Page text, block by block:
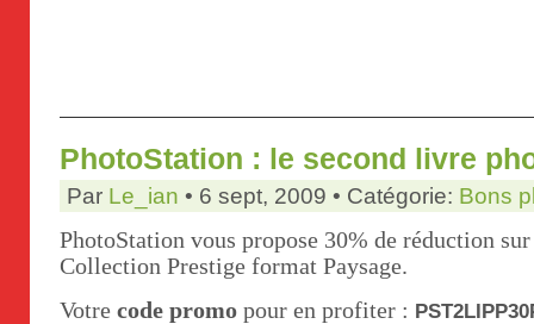
PhotoStation : le second livre
Par Le_ian • 6 sept, 2009 • Catégorie: Bons
PhotoStation vous propose 30% de réduction
Collection Prestige format Paysage.
Votre code promo pour en profiter :